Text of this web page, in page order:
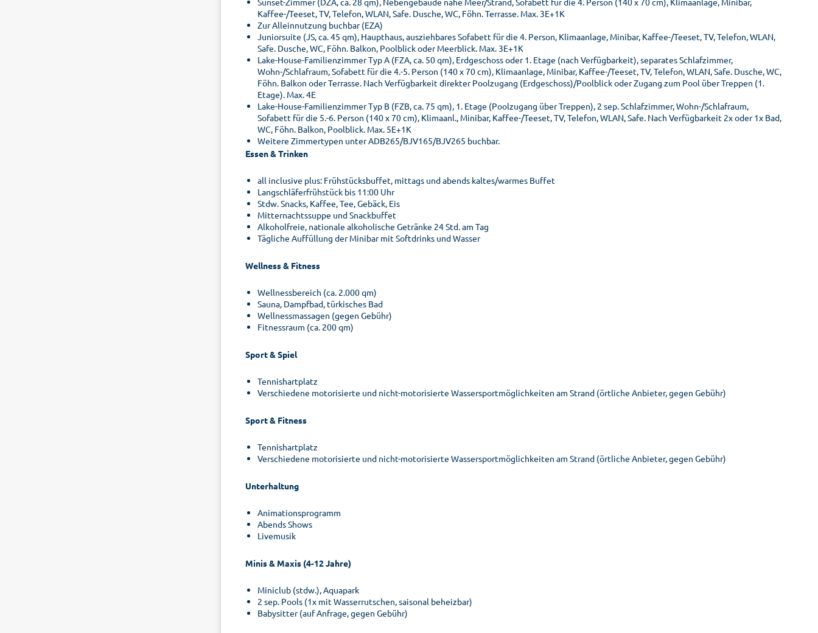
Kaffee-/Teeset, TV, Telefon, WLAN, Safe. Dusche, WC, Föhn. Terrasse. Max. 3E+1K
Zur Alleinnutzung buchbar (EZA)
Juniorsuite (JS, ca. 45 qm), Haupthaus, ausziehbares Sofabett für die 4. Person, Klimaanlage, Minibar, Kaffee-/Teeset, TV, Telefon, WLAN,
Safe. Dusche, WC, Föhn. Balkon, Poolblick oder Meerblick. Max. 3E+1K
Lake-House-Familienzimmer Typ A (FZA, ca. 50 qm), Erdgeschoss oder 1. Etage (nach Verfügbarkeit), separates Schlafzimmer,
Wohn-/Schlafraum, Sofabett für die 4.-5. Person (140 x 70 cm), Klimaanlage, Minibar, Kaffee-/Teeset, TV, Telefon, WLAN, Safe. Dusche, WC,
Föhn. Balkon oder Terrasse. Nach Verfügbarkeit direkter Poolzugang (Erdgeschoss)/Poolblick oder Zugang zum Pool über Treppen (1.
Etage). Max. 4E
Lake-House-Familienzimmer Typ B (FZB, ca. 75 qm), 1. Etage (Poolzugang über Treppen), 2 sep. Schlafzimmer, Wohn-/Schlafraum,
Sofabett für die 5.-6. Person (140 x 70 cm), Klimaanl., Minibar, Kaffee-/Teeset, TV, Telefon, WLAN, Safe. Nach Verfügbarkeit 2x oder 1x Bad,
WC, Föhn. Balkon, Poolblick. Max. 5E+1K
Weitere Zimmertypen unter ADB265/BJV165/BJV265 buchbar.
Essen & Trinken
all inclusive plus: Frühstücksbuffet, mittags und abends kaltes/warmes Buffet
Langschläferfrühstück bis 11:00 Uhr
Stdw. Snacks, Kaffee, Tee, Gebäck, Eis
Mitternachtssuppe und Snackbuffet
Alkoholfreie, nationale alkoholische Getränke 24 Std. am Tag
Tägliche Auffüllung der Minibar mit Softdrinks und Wasser
Wellness & Fitness
Wellnessbereich (ca. 2.000 qm)
Sauna, Dampfbad, türkisches Bad
Wellnessmassagen (gegen Gebühr)
Fitnessraum (ca. 200 qm)
Sport & Spiel
Tennishartplatz
Verschiedene motorisierte und nicht-motorisierte Wassersportmöglichkeiten am Strand (örtliche Anbieter, gegen Gebühr)
Sport & Fitness
Tennishartplatz
Verschiedene motorisierte und nicht-motorisierte Wassersportmöglichkeiten am Strand (örtliche Anbieter, gegen Gebühr)
Unterhaltung
Animationsprogramm
Abends Shows
Livemusik
Minis & Maxis (4-12 Jahre)
Miniclub (stdw.), Aquapark
2 sep. Pools (1x mit Wasserrutschen, saisonal beheizbar)
Babysitter (auf Anfrage, gegen Gebühr)